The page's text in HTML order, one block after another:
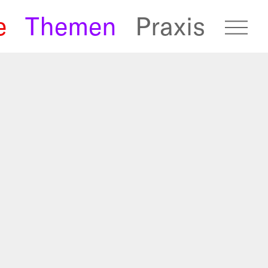
Archive
Themen Praxis